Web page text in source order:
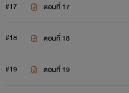
#17 ตอนที่ 17
#18 ตอนที่ 18
#19 ตอนที่ 19